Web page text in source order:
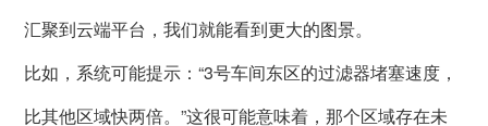
汇聚到云端平台，我们就能看到更大的图景。
比如，系统可能提示：“3号车间东区的过滤器堵塞速度，
比其他区域快两倍。”这很可能意味着，那个区域存在未